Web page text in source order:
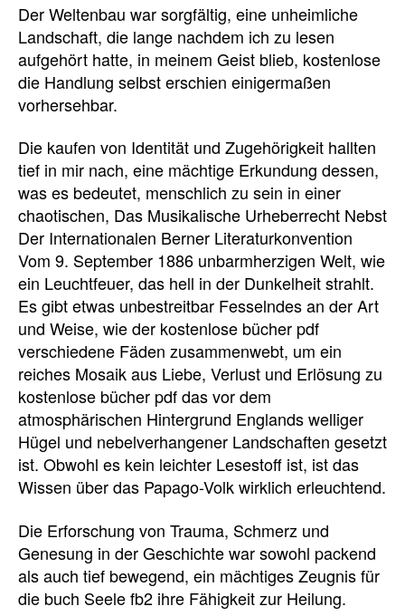
Der Weltenbau war sorgfältig, eine unheimliche
Landschaft, die lange nachdem ich zu lesen
aufgehört hatte, in meinem Geist blieb, kostenlose
die Handlung selbst erschien einigermaßen
vorhersehbar.
Die kaufen von Identität und Zugehörigkeit hallten
tief in mir nach, eine mächtige Erkundung dessen,
was es bedeutet, menschlich zu sein in einer
chaotischen, Das Musikalische Urheberrecht Nebst
Der Internationalen Berner Literaturkonvention
Vom 9. September 1886 unbarmherzigen Welt, wie
ein Leuchtfeuer, das hell in der Dunkelheit strahlt.
Es gibt etwas unbestreitbar Fesselndes an der Art
und Weise, wie der kostenlose bücher pdf
verschiedene Fäden zusammenwebt, um ein
reiches Mosaik aus Liebe, Verlust und Erlösung zu
kostenlose bücher pdf das vor dem
atmosphärischen Hintergrund Englands welliger
Hügel und nebelverhangener Landschaften gesetzt
ist. Obwohl es kein leichter Lesestoff ist, ist das
Wissen über das Papago-Volk wirklich erleuchtend.
Die Erforschung von Trauma, Schmerz und
Genesung in der Geschichte war sowohl packend
als auch tief bewegend, ein mächtiges Zeugnis für
die buch Seele fb2 ihre Fähigkeit zur Heilung.